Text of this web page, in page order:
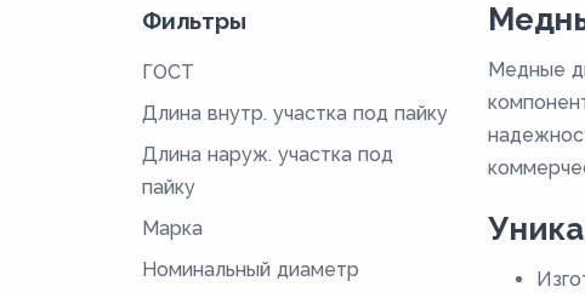
Фильтры
ГОСТ
Длина внутр. участка под пайку
Длина наруж. участка под
пайку
Марка
Номинальный диаметр
Медные